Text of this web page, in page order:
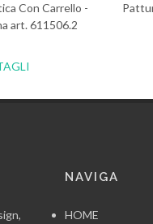
Con Carrello -
art. 611506.2
NAVIGA
HOME